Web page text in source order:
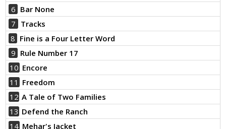
6 Bar None
7 Tracks
8 Fine is a Four Letter Word
9 Rule Number 17
10 Encore
11 Freedom
12 A Tale of Two Families
13 Defend the Ranch
14 Mehar's Jacket